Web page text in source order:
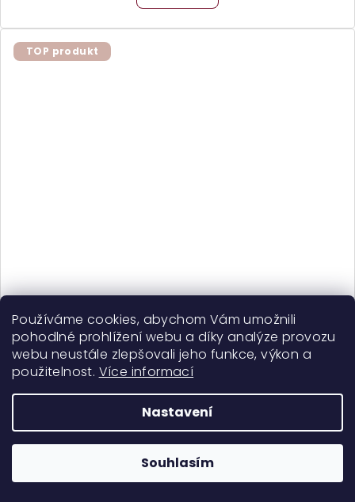
Používáme cookies, abychom Vám umožnili
pohodlné prohlížení webu a díky analýze provozu
webu neustále zlepšovali jeho funkce, výkon a
použitelnost. Více informací
Nastavení
Souhlasím
TOP produkt
co-wash
329 Kč
Skladem